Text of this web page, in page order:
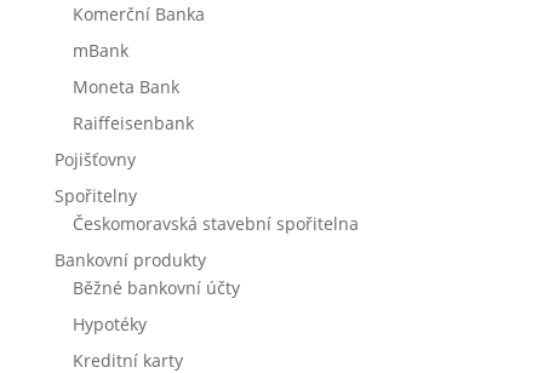
Komerční Banka
mBank
Moneta Bank
Raiffeisenbank
Pojišťovny
Spořitelny
Českomoravská stavební spořitelna
Bankovní produkty
Běžné bankovní účty
Hypotéky
Kreditní karty